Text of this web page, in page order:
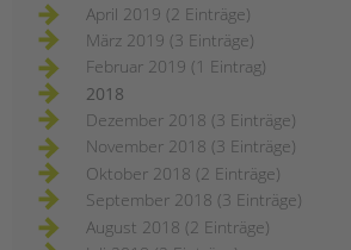
April 2019 (2 Einträge)
März 2019 (3 Einträge)
Februar 2019 (1 Eintrag)
2018
Dezember 2018 (3 Einträge)
November 2018 (3 Einträge)
Oktober 2018 (2 Einträge)
September 2018 (3 Einträge)
August 2018 (2 Einträge)